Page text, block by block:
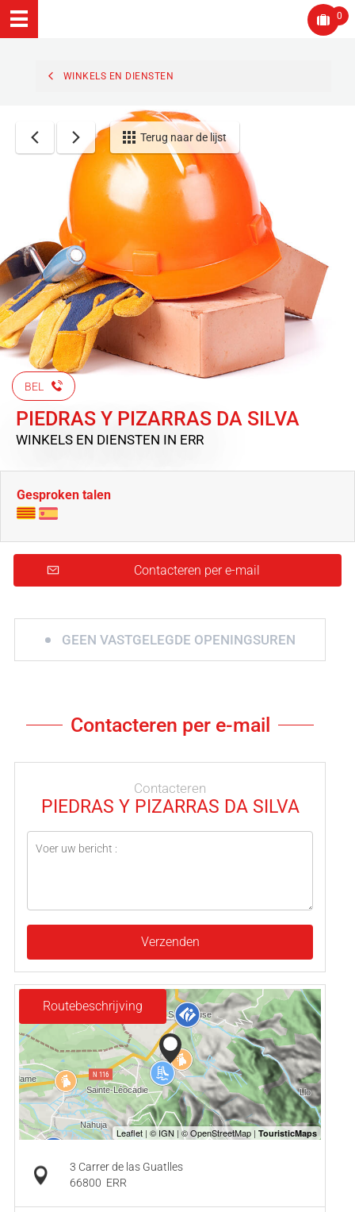
0
WINKELS EN DIENSTEN
Terug naar de lijst
BEL
PIEDRAS Y PIZARRAS DA SILVA
WINKELS EN DIENSTEN IN ERR
Gesproken talen
Contacteren per e-mail
GEEN VASTGELEGDE OPENINGSUREN
Contacteren per e-mail
Contacteren
PIEDRAS Y PIZARRAS DA SILVA
Verzenden
Routebeschrijving
3 Carrer de las Guatlles
66800 ERR